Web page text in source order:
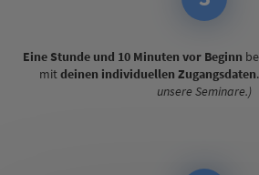
Eine Stunde und 10 Minuten vor Beginn
mitdeinen individuellen Zugangsdaten.
unsere Seminare.)